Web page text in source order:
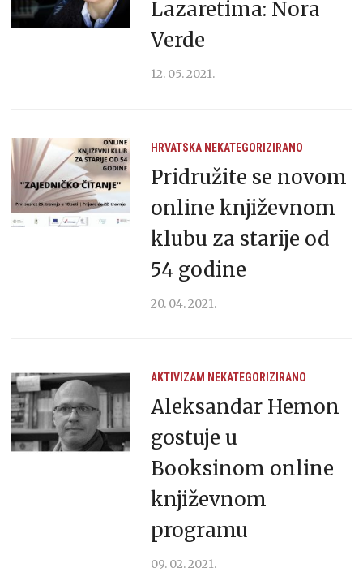
Lazaretima: Nora
Verde
12. 05. 2021.
HRVATSKA NEKATEGORIZIRANO
Pridružite se novom
online književnom
klubu za starije od
54 godine
20. 04. 2021.
AKTIVIZAM NEKATEGORIZIRANO
Aleksandar Hemon
gostuje u
Booksinom online
književnom
programu
09. 02. 2021.